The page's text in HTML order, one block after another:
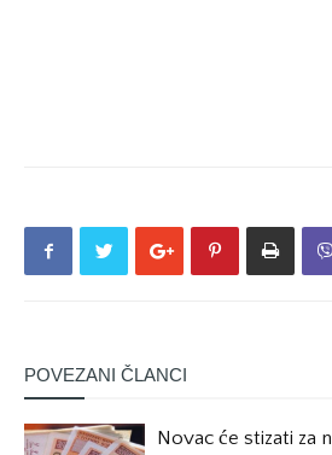
POVEZANI ČLANCI
Novac će stizati za